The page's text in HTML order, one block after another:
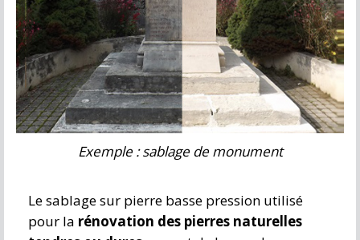
Exemple : sablage de monument
Le sablage sur pierre basse pression utilisé
pour la rénovation des pierres naturelles